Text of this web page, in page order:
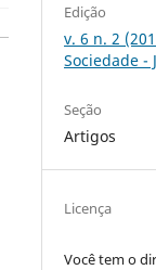
Edição
v. 6 n. 2
Sociedade -
Seção
Artigos
Licença
Você tem o